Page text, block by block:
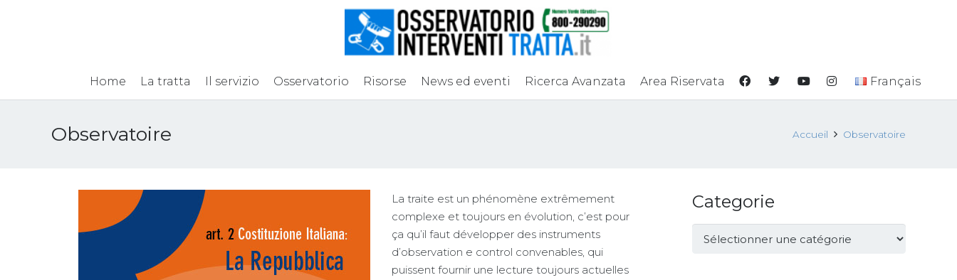
Home La tratta Il servizio Osservatorio Risorse News ed eventi Ricerca Avanzata Area Riservata Français
Observatoire Accueil Observatoire
La traite est un phénomène extrêmement
complexe et toujours en évolution, c’est pour
ça qu’il faut développer des instruments
d’observation e control convenables, qui
puissent fournir une lecture toujours actuelles
Categorie
Categorie